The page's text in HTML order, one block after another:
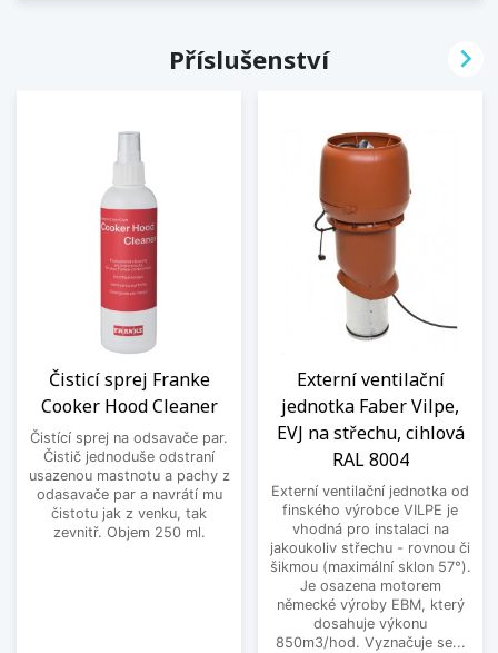
Příslušenství
Čisticí sprej Franke
Cooker Hood Cleaner
Čistící sprej na odsavače par.
Čistič jednoduše odstraní
usazenou mastnotu a pachy z
odasavače par a navrátí mu
čistotu jak z venku, tak
zevnitř. Objem 250 ml.
Externí ventilační
jednotka Faber Vilpe,
EVJ na střechu, cihlová
RAL 8004
Externí ventilační jednotka od
finského výrobce VILPE je
vhodná pro instalaci na
jakoukoliv střechu - rovnou či
šikmou (maximální sklon 57°).
Je osazena motorem
německé výroby EBM, který
dosahuje výkonu
850m3/hod. Vyznačuje se...
